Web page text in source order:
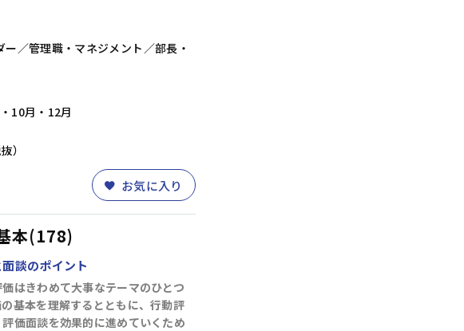
ー／管理職・マネジメント／部長・
10月・12月
）
お気に入り
本(178)
談のポイント
はきわめて大事なテーマのひとつ
基本を理解するとともに、行動評
価面談を効果的に進めていくため